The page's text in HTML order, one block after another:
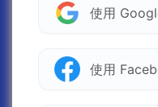
使用
使用